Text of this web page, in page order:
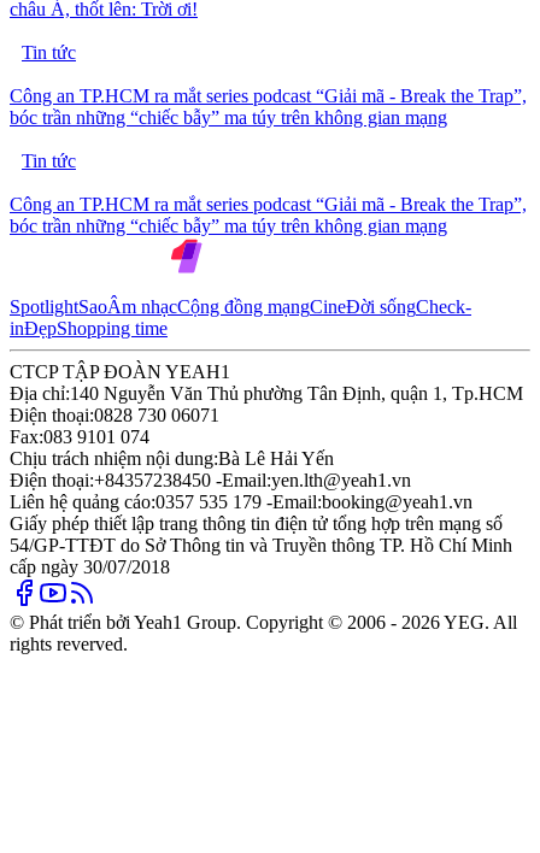
châu Á, thốt lên: Trời ơi!
Tin tức
Công an TP.HCM ra mắt series podcast “Giải mã - Break the Trap”,
bóc trần những “chiếc bẫy” ma túy trên không gian mạng
Tin tức
Công an TP.HCM ra mắt series podcast “Giải mã - Break the Trap”,
bóc trần những “chiếc bẫy” ma túy trên không gian mạng
SpotlightSaoÂm nhạcCộng đồng mạngCineĐời sốngCheck-
inĐẹpShopping time
CTCP TẬP ĐOÀN YEAH1
Địa chỉ:140 Nguyễn Văn Thủ phường Tân Định, quận 1, Tp.HCM
Điện thoại:0828 730 06071
Fax:083 9101 074
Chịu trách nhiệm nội dung:Bà Lê Hải Yến
Điện thoại:+84357238450 -Email:yen.lth@yeah1.vn
Liên hệ quảng cáo:0357 535 179 -Email:booking@yeah1.vn
Giấy phép thiết lập trang thông tin điện tử tổng hợp trên mạng số
54/GP-TTĐT do Sở Thông tin và Truyền thông TP. Hồ Chí Minh
cấp ngày 30/07/2018
© Phát triển bởi Yeah1 Group. Copyright © 2006 - 2026 YEG. All
rights reverved.